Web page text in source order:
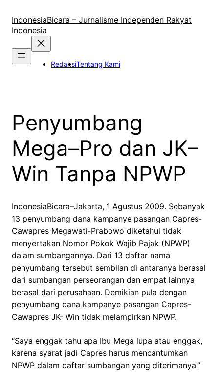
konten
IndonesiaBicara – Jurnalisme Independen Rakyat
Indonesia
RedaksiTentang Kami
Penyumbang
Mega–Pro dan JK–
Win Tanpa NPWP
IndonesiaBicara–Jakarta, 1 Agustus 2009. Sebanyak
13 penyumbang dana kampanye pasangan Capres-
Cawapres Megawati-Prabowo diketahui tidak
menyertakan Nomor Pokok Wajib Pajak (NPWP)
dalam sumbangannya. Dari 13 daftar nama
penyumbang tersebut sembilan di antaranya berasal
dari sumbangan perseorangan dan empat lainnya
berasal dari perusahaan. Demikian pula dengan
penyumbang dana kampanye pasangan Capres-
Cawapres JK- Win tidak melampirkan NPWP.
“Saya enggak tahu apa Ibu Mega lupa atau enggak,
karena syarat jadi Capres harus mencantumkan
NPWP dalam daftar sumbangan yang diterimanya,”